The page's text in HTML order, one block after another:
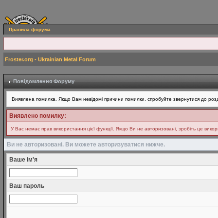
Правила форума
Froster.org - Ukrainian Metal Forum
Повідомлення Форуму
Виявлена помилка. Якщо Вам невідомі причини помилки, спробуйте звернутися до
Виявлено помилку:
У Вас немає прав використання цієї функції. Якщо Ви не авторизовані, зробіть це
Ви не авторизовані. Ви можете авторизуватися нижче.
Ваше ім'я
Ваш пароль